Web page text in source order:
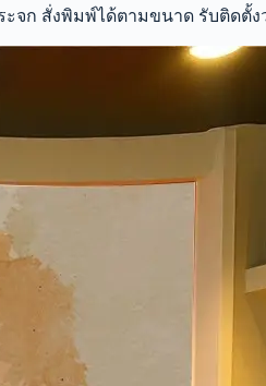
จก สั่งพิมพ์ได้ตามขนาด รับติดตั้